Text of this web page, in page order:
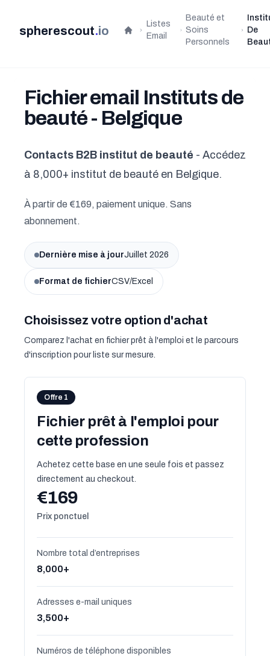
spherescout.io Accueil
Listes
Email
Beauté et
Soins
Personnels
De
Fichier email Instituts de
beauté - Belgique
Contacts B2B institut de beauté - Accédez
à 8,000+ institut de beauté en Belgique.
À partir de €169, paiement unique. Sans
abonnement.
Dernière mise à jourJuillet 2026
Format de fichierCSV/Excel
Choisissez votre option d'achat
Comparez l'achat en fichier prêt à l'emploi et le parcours
d'inscription pour liste sur mesure.
Offre 1
Fichier prêt à l'emploi pour
cette profession
Achetez cette base en une seule fois et passez
directement au checkout.
€169
Prix ponctuel
Nombre total d’entreprises
8,000+
Adresses e-mail uniques
3,500+
Numéros de téléphone disponibles